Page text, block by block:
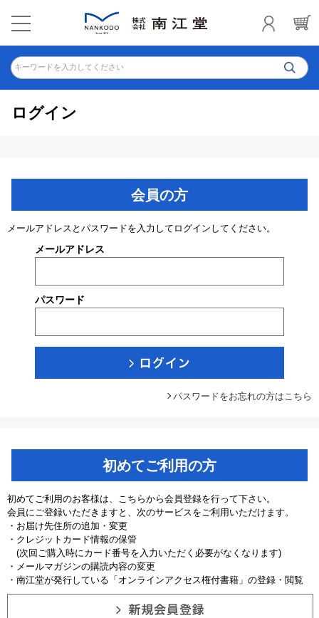
キーワードを入力してください
ログイン
会員の方
メールアドレスとパスワードを入力してログインしてください。
メールアドレス
パスワード
パスワードをお忘れの方はこちら
初めてご利用の方
初めてご利用のお客様は、こちらから会員登録を行って下さい。
会員にご登録いただきますと、次のサービスをご利用いただけます。
・お届け先住所の追加・変更
・クレジットカード情報の保管
(次回ご購入時にカード番号を入力いただく必要がなくなります)
・メールマガジンの購読内容の変更
・南江堂が発行している「オンラインアクセス権付書籍」の登録・閲覧